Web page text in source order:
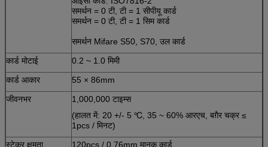
समर्थन = 0 टी, टी = 1 सीपीयू कार्ड
समर्थन = 0 टी, टी = 1 सिम कार्ड
समर्थन Mifare S50, S70, उल कार्ड
कार्ड मोटाई
0.2 ~ 1.0 मिमी
कार्ड आकार
55 × 86mm
जीवनभर
1,000,000 टाइम्स
(हालत में: 20 +/- 5 ℃, 35 ~ 60% आरएच, बग़ैर चक्र ≤
1pcs / मिनट)
स्टेकर क्षमता
120pcs / 0.76mm मानक कार्ड